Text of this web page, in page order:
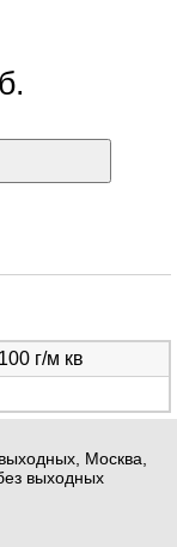
г/м кв
Москва,
выходных